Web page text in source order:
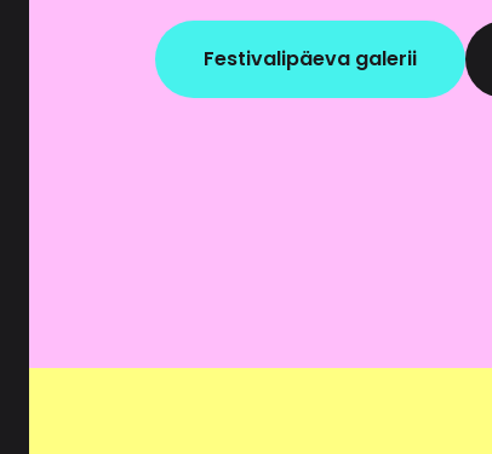
Festivalipäeva galerii
otseturunduse
Edasi on Viljandi
Mis eesmärgil
kaupade ja
kasutatakse
töödeldakse
Veebipoe
Isikuandmete